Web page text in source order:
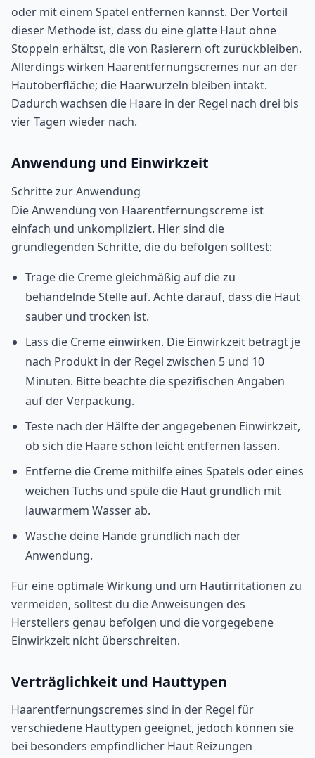
oder mit einem Spatel entfernen kannst. Der Vorteil
dieser Methode ist, dass du eine glatte Haut ohne
Stoppeln erhältst, die von Rasierern oft zurückbleiben.
Allerdings wirken Haarentfernungscremes nur an der
Hautoberfläche; die Haarwurzeln bleiben intakt.
Dadurch wachsen die Haare in der Regel nach drei bis
vier Tagen wieder nach.
Anwendung und Einwirkzeit
Schritte zur Anwendung
Die Anwendung von Haarentfernungscreme ist
einfach und unkompliziert. Hier sind die
grundlegenden Schritte, die du befolgen solltest:
Trage die Creme gleichmäßig auf die zu
behandelnde Stelle auf. Achte darauf, dass die Haut
sauber und trocken ist.
Lass die Creme einwirken. Die Einwirkzeit beträgt je
nach Produkt in der Regel zwischen 5 und 10
Minuten. Bitte beachte die spezifischen Angaben
auf der Verpackung.
Teste nach der Hälfte der angegebenen Einwirkzeit,
ob sich die Haare schon leicht entfernen lassen.
Entferne die Creme mithilfe eines Spatels oder eines
weichen Tuchs und spüle die Haut gründlich mit
lauwarmem Wasser ab.
Wasche deine Hände gründlich nach der
Anwendung.
Für eine optimale Wirkung und um Hautirritationen zu
vermeiden, solltest du die Anweisungen des
Herstellers genau befolgen und die vorgegebene
Einwirkzeit nicht überschreiten.
Verträglichkeit und Hauttypen
Haarentfernungscremes sind in der Regel für
verschiedene Hauttypen geeignet, jedoch können sie
bei besonders empfindlicher Haut Reizungen